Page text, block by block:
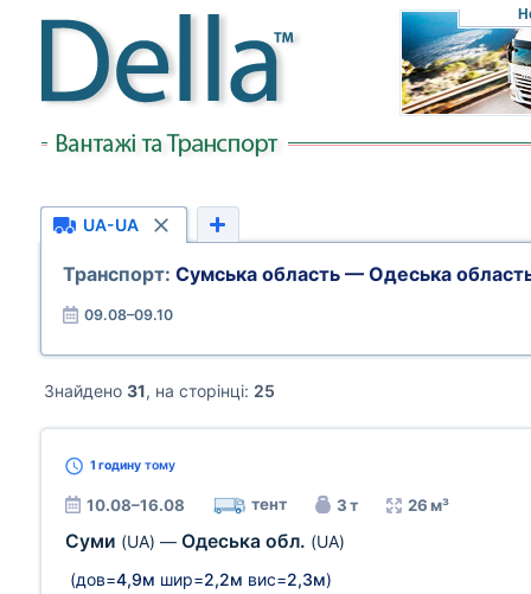
UA-UA
Транспорт: Сумська область — Одеська
09.08–09.10
Знайдено 31, на сторінці: 25
1 годину тому
10.08–16.08 тент 3 т 26 м³
Суми (UA) — Одеська обл. (UA)
(дов=4,9м шир=2,2м вис=2,3м)